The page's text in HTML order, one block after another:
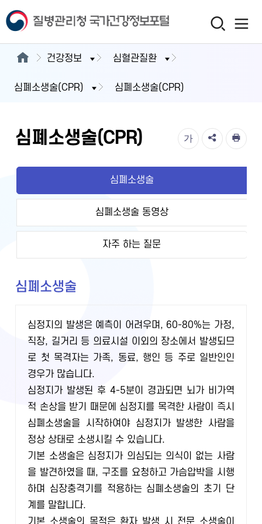
건강정보 심혈관질환
심폐소생술(CPR) 심폐소생술(CPR)
심폐소생술(CPR) 가
심폐소생술
심폐소생술 동영상
자주 하는 질문
심폐소생술
심정지의 발생은 예측이 어려우며, 60-80%는 가정,
직장, 길거리 등 의료시설 이외의 장소에서 발생되므
로 첫 목격자는 가족, 동료, 행인 등 주로 일반인인
경우가 많습니다.
심정지가 발생된 후 4-5분이 경과되면 뇌가 비가역
적 손상을 받기 때문에 심정지를 목격한 사람이 즉시
심폐소생술을 시작하여야 심정지가 발생한 사람을
정상 상태로 소생시킬 수 있습니다.
기본 소생술은 심정지가 의심되는 의식이 없는 사람
을 발견하였을 때, 구조를 요청하고 가슴압박을 시행
하며 심장충격기를 적용하는 심폐소생술의 초기 단
계를 말합니다.
기본 소생술의 목적은 환자 발생 시 전문 소생술이